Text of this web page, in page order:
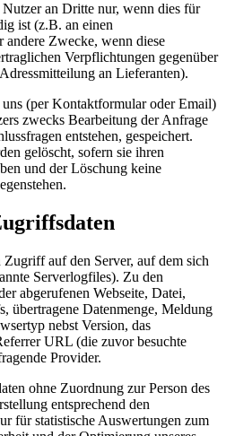
an Dritte nur, wenn dies für
ist (z.B. an einen
andere Zwecke, wenn diese
Verpflichtungen gegenüber
an Lieferanten).
(per Kontaktformular oder Email)
zwecks Bearbeitung der Anfrage
entstehen, gespeichert.
gelöscht, sofern sie ihren
und der Löschung keine
auf den Server, auf dem sich
Serverlogfiles). Zu den
abgerufenen Webseite, Datei,
übertragene Datenmenge, Meldung
nebst Version, das
URL (die zuvor besuchte
Provider.
ohne Zuordnung zur Person des
entsprechend den
für statistische Auswertungen zum